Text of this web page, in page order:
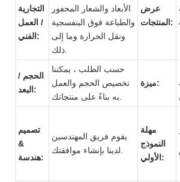
التجارية
/ العمل
الفني:
الأبعاد والشعار المحفور
والطباعة فوق البنفسجية
ونقل الحرارة وما إلى
عرض
المنتجات:
الحجم /
البعد:
حسب الطلب ، يمكننا
تخصيص الحجم والعمل
ميزة:
تصميم
&
هندسة:
يقوم فريق المهندسين
مهلة
النموذج
الأولي:
7